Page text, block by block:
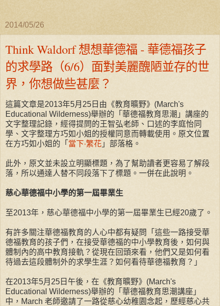
2014/05/26
Think Waldorf 想想華德福 - 華德福孩子
的求學路（6/6）面對美麗醜陋並存的世
界，你想做些甚麼？
這篇文章是2013年5月25日由《教育曠野》(March's
Educational Wilderness)舉辦的「華德福教育思潮」講座的
文字整理記錄，經得提問的王智弘老師、口述的李庭怡同
學、文字整理方巧如小姐的授權同意而轉載使用。原文位置
在方巧如小姐的「 當下‧繁花 」部落格。
此外，原文並未設立明顯標題，為了幫助讀者更容易了解段
落，所以通達人替不同段落下了標題。一併在此說明。
慈心華德福中小學的第一屆畢業生
至2013年，慈心華德福中小學的第一屆畢業生已經20歲了。
有許多關注華德福教育的人心中都有疑問「這些一路接受華
德福教育的孩子們，在接受華德福的中小學教育後，如何與
體制內的高中教育接軌？從現在回頭來看，他們又是如何看
待過去這段體制外的求學生涯？如何看待華德福教育？」
在2013年5月25日午後，在《教育曠野》(March's
Educational Wilderness)舉辦的「華德福教育思潮講座」
中，March 老師邀請了一路從慈心幼稚園念起，歷經慈心共